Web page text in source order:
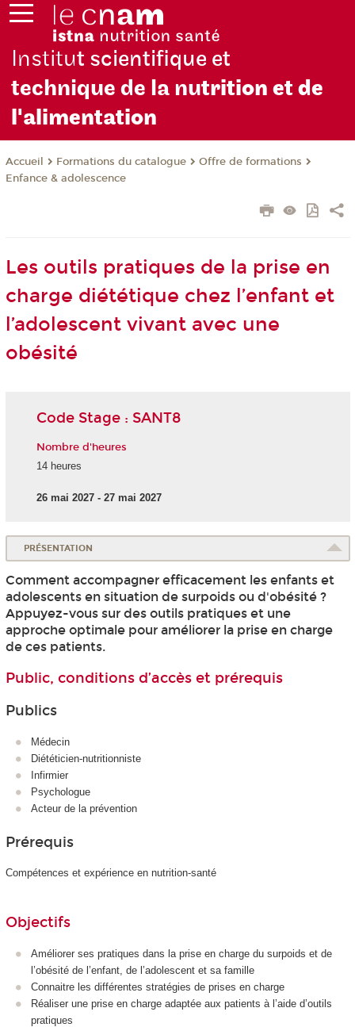
Institut scientifique et
technique de la nutrition et de
l'alimentation
Accueil Formations du catalogue
Offre de formations
Enfance & adolescence
Les outils pratiques de la prise en
charge diététique chez l’enfant et
l’adolescent vivant avec une
obésité
Code Stage : SANT8
Nombre d'heures
14 heures
26 mai 2027 - 27 mai 2027
PRÉSENTATION
Comment accompagner efficacement les enfants et
adolescents en situation de surpoids ou d'obésité ?
Appuyez-vous sur des outils pratiques et une
approche optimale pour améliorer la prise en charge
de ces patients.
Public, conditions d’accès et prérequis
Publics
Médecin
Diététicien-nutritionniste
Infirmier
Psychologue
Acteur de la prévention
Prérequis
Compétences et expérience en nutrition-santé
Objectifs
Améliorer ses pratiques dans la prise en charge du surpoids et de
l’obésité de l’enfant, de l’adolescent et sa famille
Connaitre les différentes stratégies de prises en charge
Réaliser une prise en charge adaptée aux patients à l’aide d’outils
pratiques